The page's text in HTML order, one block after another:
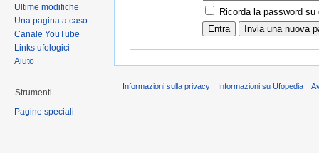
Ricorda la password
Ultime modifiche
Una pagina a caso
Canale YouTube
Links ufologici
Aiuto
Strumenti
Pagine speciali
Informazioni sulla privacy Informazioni su Ufopedia